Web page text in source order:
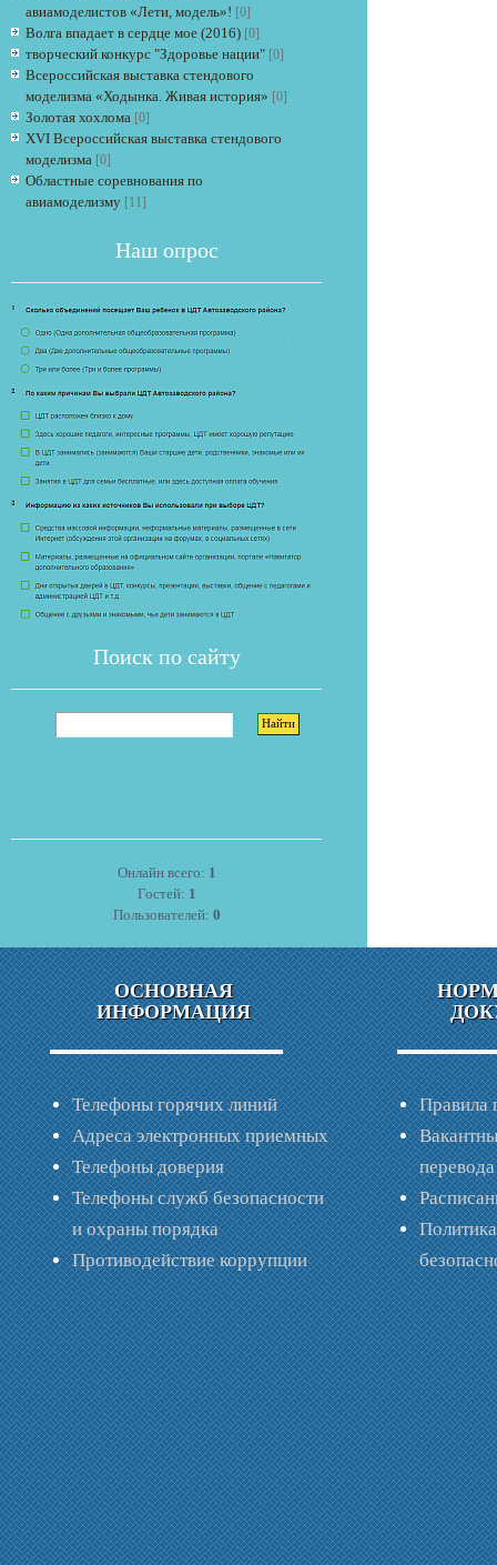
авиамоделистов «Лети, модель»! [0]
Волга впадает в сердце мое (2016) [0]
творческий конкурс "Здоровье нации" [0]
Всероссийская выставка стендового
моделизма «Ходынка. Живая история» [0]
Золотая хохлома [0]
XVI Всероссийская выставка стендового
моделизма [0]
Областные соревнования по
авиамоделизму [11]
Наш опрос
Поиск по сайту
Онлайн всего: 1
Гостей: 1
Пользователей: 0
ОСНОВНАЯ
ИНФОРМАЦИЯ
Телефоны горячих линий
Адреса электронных приемных
Телефоны доверия
Телефоны служб безопасности
и охраны порядка
Противодействие коррупции
Правила
перевода